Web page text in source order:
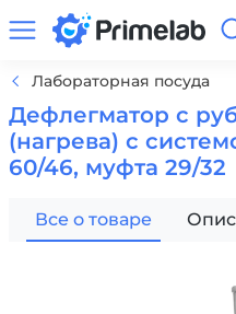
Лабораторная посуда
Дефлегматор с
(нагрева) с
60/46, муфта 29/32
Все о товаре